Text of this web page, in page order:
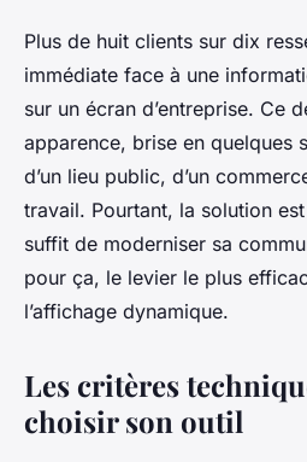
Comment
d'affichage
à vos besoins ?
Aminte•03/05/2026 16:46•8 min
Plus de huit clients sur dix
immédiate face à une
sur un écran d’entreprise. Ce
apparence, brise en quelques
d’un lieu public, d’un
travail. Pourtant, la solution
suffit de moderniser sa
pour ça, le levier le plus
l’affichage dynamique.
Les critères
choisir son outil